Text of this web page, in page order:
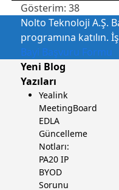
Gösterim: 38
Nolto Teknoloji A.Ş.
programına katılın.
Bayi Başvuru Formu
Yeni Blog
Yazıları
Yealink
MeetingBoard
EDLA
Güncelleme
Notları:
PA20 IP
BYOD
Sorunu